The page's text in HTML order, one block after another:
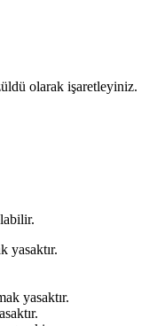
olarak işaretleyiniz.
yasaktır.
yasaktır.